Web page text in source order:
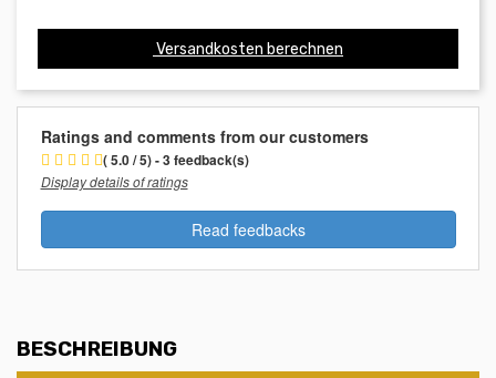
Versandkosten berechnen
Ratings and comments from our customers
( 5.0 / 5) - 3 feedback(s)
Display details of ratings
Read feedbacks
BESCHREIBUNG